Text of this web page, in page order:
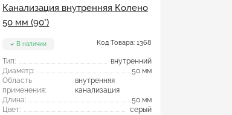
Канализация внутренняя Колено
50 мм (90°)
В наличии Код Товара: 1368
Тип:
внутренний
Диаметр:
50 мм
Область
применения:
внутренняя
канализация
Длина:
50 мм
Цвет:
серый